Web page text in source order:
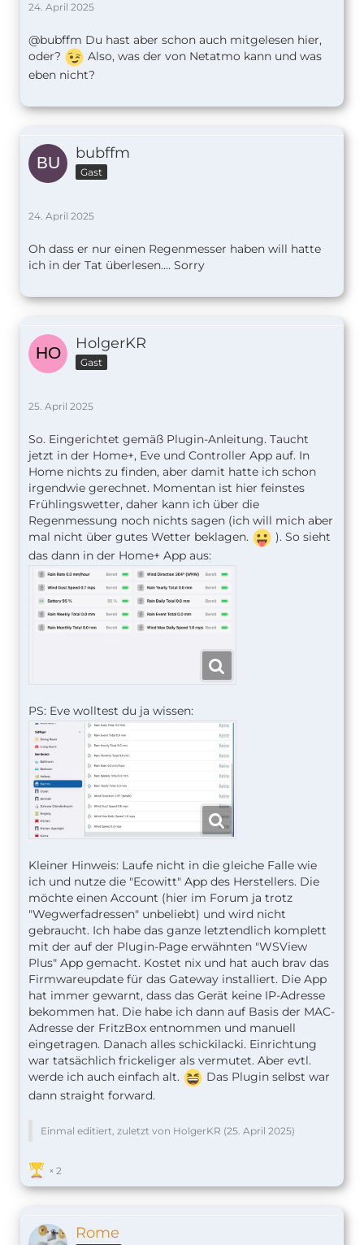
24. April 2025
@bubffm Du hast aber schon auch mitgelesen hier,
oder?
Also, was der von Netatmo kann und was
eben nicht?
bubffm
Gast
24. April 2025
Oh dass er nur einen Regenmesser haben will hatte
ich in der Tat überlesen.... Sorry
HolgerKR
Gast
25. April 2025
So. Eingerichtet gemäß Plugin-Anleitung. Taucht
jetzt in der Home+, Eve und Controller App auf. In
Home nichts zu finden, aber damit hatte ich schon
irgendwie gerechnet. Momentan ist hier feinstes
Frühlingswetter, daher kann ich über die
Regenmessung noch nichts sagen (ich will mich aber
mal nicht über gutes Wetter beklagen.
). So sieht
das dann in der Home+ App aus:
PS: Eve wolltest du ja wissen:
Kleiner Hinweis: Laufe nicht in die gleiche Falle wie
ich und nutze die "Ecowitt" App des Herstellers. Die
möchte einen Account (hier im Forum ja trotz
"Wegwerfadressen" unbeliebt) und wird nicht
gebraucht. Ich habe das ganze letztendlich komplett
mit der auf der Plugin-Page erwähnten "WSView
Plus" App gemacht. Kostet nix und hat auch brav das
Firmwareupdate für das Gateway installiert. Die App
hat immer gewarnt, dass das Gerät keine IP-Adresse
bekommen hat. Die habe ich dann auf Basis der MAC-
Adresse der FritzBox entnommen und manuell
eingetragen. Danach alles schickilacki. Einrichtung
war tatsächlich frickeliger als vermutet. Aber evtl.
werde ich auch einfach alt.
Das Plugin selbst war
dann straight forward.
Einmal editiert, zuletzt von HolgerKR (25. April 2025)
2
Rome